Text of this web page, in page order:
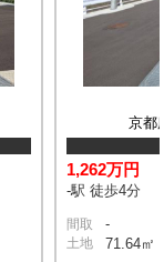
京都
1,262万円
-駅 徒歩4分
間取 -
土地 71.64㎡